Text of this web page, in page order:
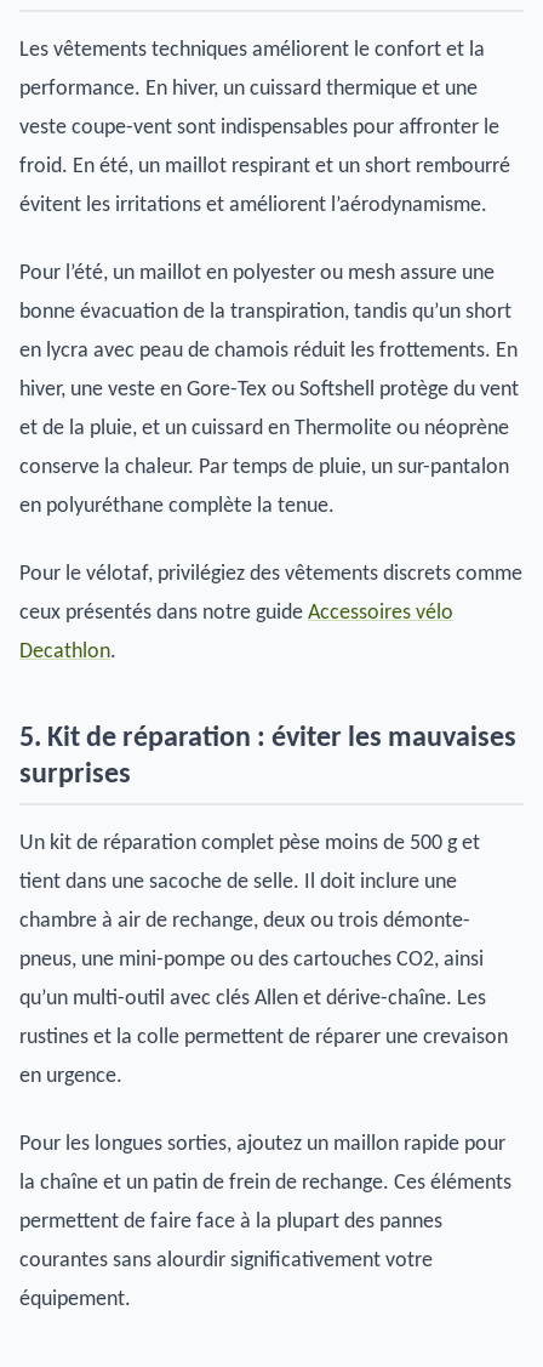
Les vêtements techniques améliorent le confort et la
performance. En hiver, un cuissard thermique et une
veste coupe-vent sont indispensables pour affronter le
froid. En été, un maillot respirant et un short rembourré
évitent les irritations et améliorent l’aérodynamisme.
Pour l’été, un maillot en polyester ou mesh assure une
bonne évacuation de la transpiration, tandis qu’un short
en lycra avec peau de chamois réduit les frottements. En
hiver, une veste en Gore-Tex ou Softshell protège du vent
et de la pluie, et un cuissard en Thermolite ou néoprène
conserve la chaleur. Par temps de pluie, un sur-pantalon
en polyuréthane complète la tenue.
Pour le vélotaf, privilégiez des vêtements discrets comme
ceux présentés dans notre guide Accessoires vélo
Decathlon.
5. Kit de réparation : éviter les mauvaises
surprises
Un kit de réparation complet pèse moins de 500 g et
tient dans une sacoche de selle. Il doit inclure une
chambre à air de rechange, deux ou trois démonte-
pneus, une mini-pompe ou des cartouches CO2, ainsi
qu’un multi-outil avec clés Allen et dérive-chaîne. Les
rustines et la colle permettent de réparer une crevaison
en urgence.
Pour les longues sorties, ajoutez un maillon rapide pour
la chaîne et un patin de frein de rechange. Ces éléments
permettent de faire face à la plupart des pannes
courantes sans alourdir significativement votre
équipement.